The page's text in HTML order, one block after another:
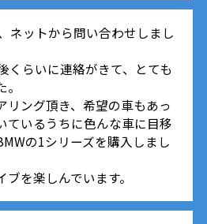
ネットから問い合わせしまし
くらいに連絡がきて、とても
リング頂き、希望の車もあっ
ているうちに色んな車に目移
の1シリーズを購入しまし
を楽しんでいます。